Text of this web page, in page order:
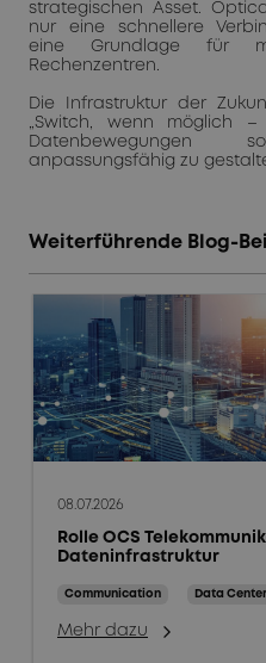
strategischen Asset.
nur eine schnellere
eine Grundlage für
Rechenzentren.
Die Infrastruktur der
„Switch, wenn möglich
anpassungsfähig zu
Weiterführende Blog-
08.07.2026
Rolle OCS
Dateninfrastruktur
Communication Data Center
Mehr dazu